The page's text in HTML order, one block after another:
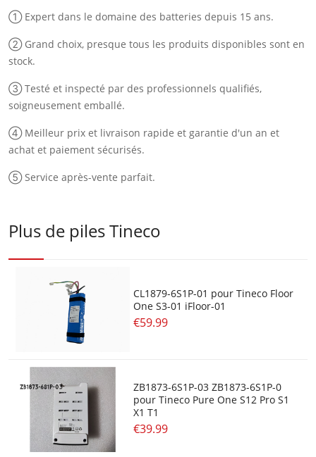
① Expert dans le domaine des batteries depuis 15 ans.
② Grand choix, presque tous les produits disponibles sont en
stock.
③ Testé et inspecté par des professionnels qualifiés,
soigneusement emballé.
④ Meilleur prix et livraison rapide et garantie d'un an et
achat et paiement sécurisés.
⑤ Service après-vente parfait.
Plus de piles Tineco
CL1879-6S1P-01 pour Tineco Floor
One S3-01 iFloor-01
€59.99
ZB1873-6S1P-03 ZB1873-6S1P-0
pour Tineco Pure One S12 Pro S1
X1 T1
€39.99